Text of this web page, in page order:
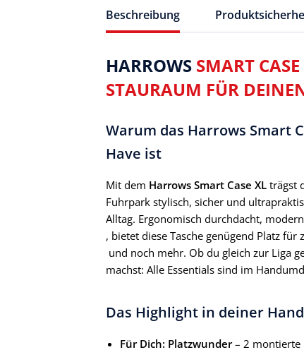
Beschreibung
HARROWS SMART
STAURAUM FÜR
Warum das Harrows Smart
Have ist
Mit dem Harrows Smart Case XL trägst
Fuhrpark stylisch, sicher und
Alltag. Ergonomisch durchdacht,
, bietet diese Tasche genügend Platz
und noch mehr. Ob du gleich zur Liga
machst: Alle Essentials sind im
Das Highlight in deiner Hand
Für Dich: Platzwunder– 2 montierte